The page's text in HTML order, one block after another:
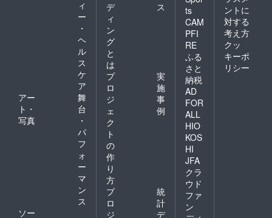
させて
いただ
きま
す。
が確定
となり
ます。
そのた
め、期
間終了
時の
注個数
が確定
となり
ます。
そのた
め、期
間終了
ィ
ー
・
ヘ
ル
ス
ケ
ア
アー
ト・
写真
舞
台
・
パ
フ
ォ
ー
マ
ン
ス
ソー
デ
ィ
ン
グ
と
は
ス
プ
ロ
ジ
ェ
ク
ト
の
作
り
方
実
施
事
例
プ
ロ
ジ
統
計
デ
ts
CAM
PFI
RE
ふる
さと
納税
AD
FOR
ALL
HIO
KOS
HI
JFA
クラ
ウド
ファ
ン
ントに
対する
考え方
クッ
キーポ
リシー